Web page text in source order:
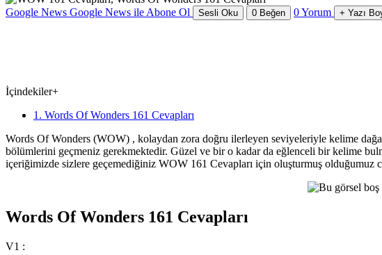
Google News Google News ile Abone Ol Sesli Oku 0 Beğen 0Yorum + Yazı
İçindekiler+
1. Words Of Wonders 161 Cevapları
Words Of Wonders (WOW) , kolaydan zora doğru ilerleyen seviyeleriyle kelime
bölümlerini geçmeniz gerekmektedir. Güzel ve bir o kadar da eğlenceli bir kelime
içeriğimizde sizlere geçemediğiniz WOW 161 Cevapları için oluşturmuş olduğumuz
Words Of Wonders 161 Cevapları
V1 :